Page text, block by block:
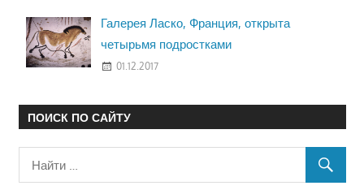
Галерея Ласко, Франция, открыта
четырьмя подростками
01.12.2017
ПОИСК ПО САЙТУ